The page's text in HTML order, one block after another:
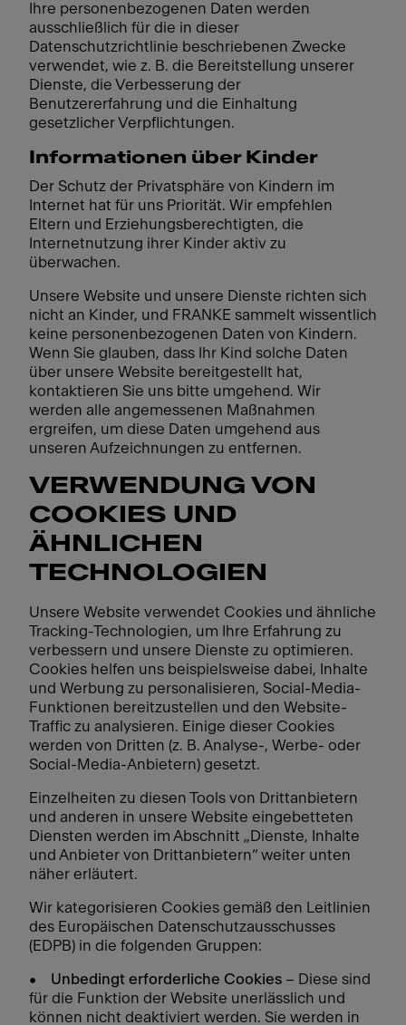
Ihre personenbezogenen Daten werden
ausschließlich für die in dieser
Datenschutzrichtlinie beschriebenen Zwecke
verwendet, wie z. B. die Bereitstellung unserer
Dienste, die Verbesserung der
Benutzererfahrung und die Einhaltung
gesetzlicher Verpflichtungen.
Informationen über Kinder
Der Schutz der Privatsphäre von Kindern im
Internet hat für uns Priorität. Wir empfehlen
Eltern und Erziehungsberechtigten, die
Internetnutzung ihrer Kinder aktiv zu
überwachen.
Unsere Website und unsere Dienste richten sich
nicht an Kinder, und FRANKE sammelt wissentlich
keine personenbezogenen Daten von Kindern.
Wenn Sie glauben, dass Ihr Kind solche Daten
über unsere Website bereitgestellt hat,
kontaktieren Sie uns bitte umgehend. Wir
werden alle angemessenen Maßnahmen
ergreifen, um diese Daten umgehend aus
unseren Aufzeichnungen zu entfernen.
VERWENDUNG VON
COOKIES UND
ÄHNLICHEN
TECHNOLOGIEN
Unsere Website verwendet Cookies und ähnliche
Tracking-Technologien, um Ihre Erfahrung zu
verbessern und unsere Dienste zu optimieren.
Cookies helfen uns beispielsweise dabei, Inhalte
und Werbung zu personalisieren, Social-Media-
Funktionen bereitzustellen und den Website-
Traffic zu analysieren. Einige dieser Cookies
werden von Dritten (z. B. Analyse-, Werbe- oder
Social-Media-Anbietern) gesetzt.
Einzelheiten zu diesen Tools von Drittanbietern
und anderen in unsere Website eingebetteten
Diensten werden im Abschnitt „Dienste, Inhalte
und Anbieter von Drittanbietern“ weiter unten
näher erläutert.
Wir kategorisieren Cookies gemäß den Leitlinien
des Europäischen Datenschutzausschusses
(EDPB) in die folgenden Gruppen:
• Unbedingt erforderliche Cookies – Diese sind
für die Funktion der Website unerlässlich und
können nicht deaktiviert werden. Sie werden in